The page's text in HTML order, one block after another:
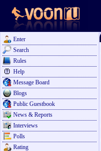
Enter
Search
Rules
Help
Message Board
Blogs
Public Guestbook
News & Reports
Interviews
Polls
Rating